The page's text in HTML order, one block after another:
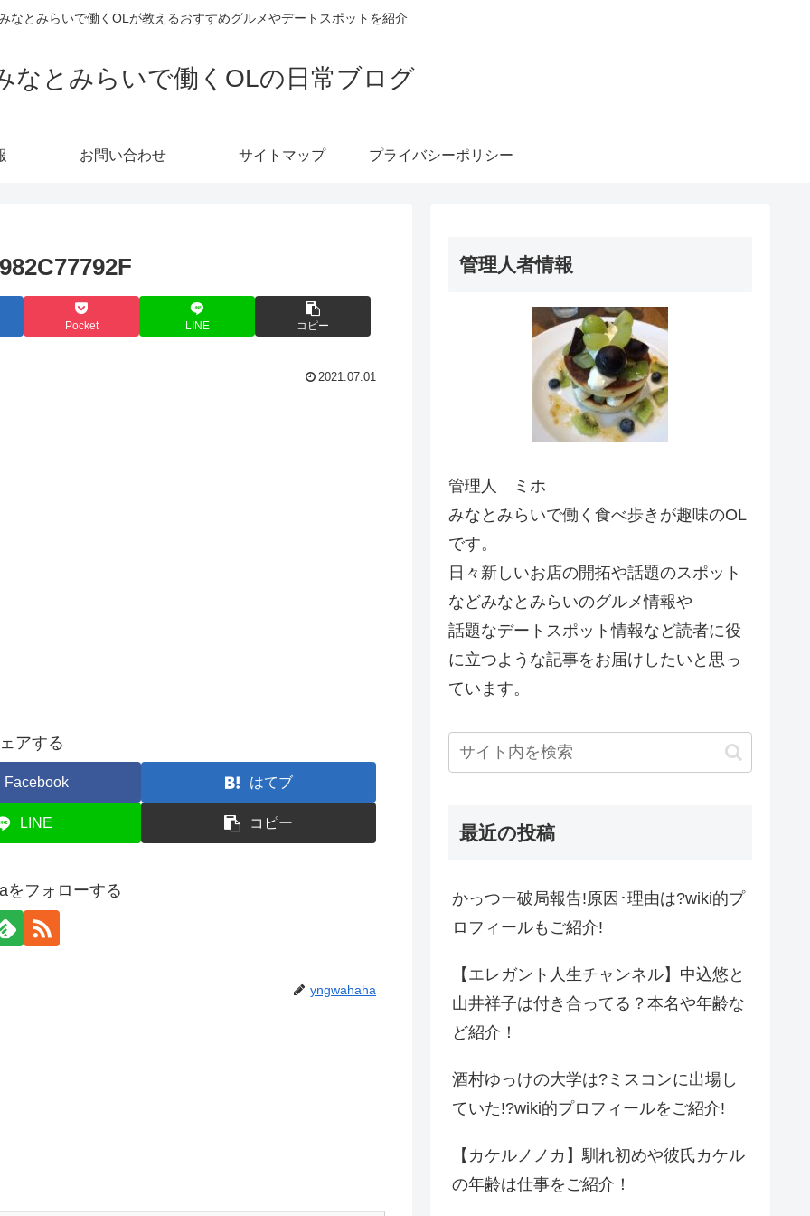
なとみらいで働くOLが教えるおすすめグルメやデートスポットを紹介
なとみらいで働くOLの日常ブログ
お問い合わせ サイトマップ プライバシーポリシー
Pocket LINE コピー
2021.07.01
アする
Facebook はてブ
LINE コピー
をフォローする
yngwahaha
管理人者情報
管理人 ミホ
みなとみらいで働く食べ歩きが趣味のOL
です。
日々新しいお店の開拓や話題のスポット
などみなとみらいのグルメ情報や
話題なデートスポット情報など読者に役
に立つような記事をお届けしたいと思っ
ています。
最近の投稿
かっつー破局報告!原因･理由は?wiki的プ
ロフィールもご紹介!
【エレガント人生チャンネル】中込悠と
山井祥子は付き合ってる？本名や年齢な
ど紹介！
酒村ゆっけの大学は?ミスコンに出場し
ていた!?wiki的プロフィールをご紹介!
【カケルノノカ】馴れ初めや彼氏カケル
の年齢は仕事をご紹介！